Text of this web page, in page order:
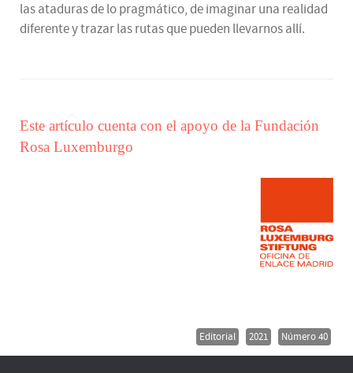
las ataduras de lo pragmático, de imaginar una realidad
diferente y trazar las rutas que pueden llevarnos allí.
Este artículo cuenta con el apoyo de la Fundación
Rosa Luxemburgo
Editorial 2021 Número 40